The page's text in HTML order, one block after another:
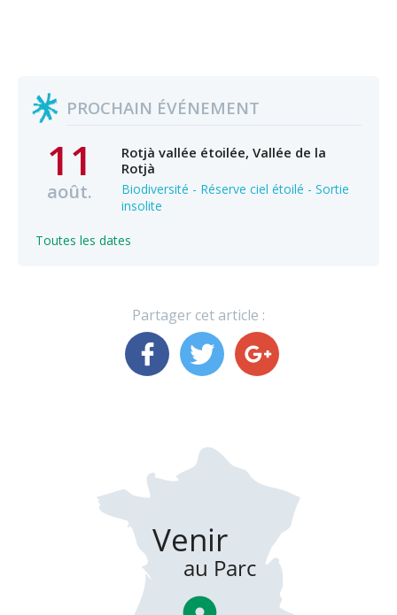
PROCHAIN ÉVÉNEMENT
11
août.
Rotjà vallée étoilée, Vallée de la
Rotjà
Biodiversité - Réserve ciel étoilé - Sortie
insolite
Toutes les dates
Partager cet article :